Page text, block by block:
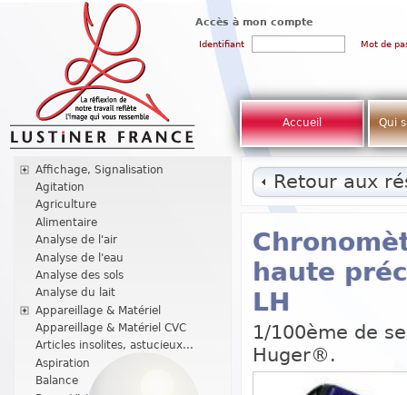
Accès à mon compte
Identifiant Mot de
Accueil Qui
Affichage, Signalisation
Agitation
Agriculture
Alimentaire
Analyse de l'air
Analyse de l'eau
Analyse des sols
Analyse du lait
Appareillage & Matériel
Appareillage & Matériel CVC
Articles insolites, astucieux...
Aspiration
Balance
Retour aux
haute
LH
1/100ème de
Huger®.